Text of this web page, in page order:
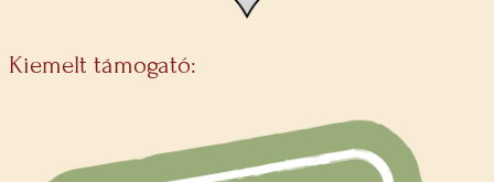
Kiemelt támogató: